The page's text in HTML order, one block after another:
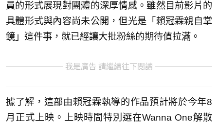
員的形式展現對團體的深厚情感。雖然目前影片的
具體形式與內容尚未公開，但光是「賴冠霖親自掌
鏡」這件事，就已經讓大批粉絲的期待值拉滿。
我是廣告 請繼續往下閱讀
據了解，這部由賴冠霖執導的作品預計將於今年8
月正式上映。上映時間特別選在Wanna One解散